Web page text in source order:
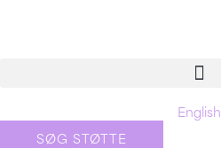
English
SØG STØTTE